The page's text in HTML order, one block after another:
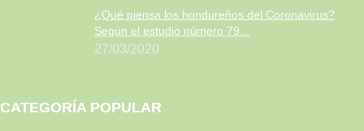
¿Qué piensa los hondureños del Coronavirus?
Según el estudio número 79...
27/03/2020
CATEGORÍA POPULAR